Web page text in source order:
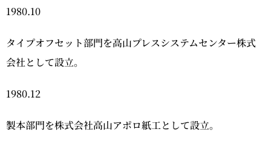
1980.10
タイプオフセット部門を高山プレスシステムセンター株式
会社として設立。
1980.12
製本部門を株式会社高山アポロ紙工として設立。